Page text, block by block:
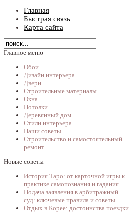
Главная
Быстрая связь
Карта сайта
Главное меню
Обои
Дизайн интерьера
Двери
Строительные материалы
Окна
Потолки
Деревянный дом
Стили интерьера
Наши советы
Строительство и самостоятельный
ремонт
Новые советы
История Таро: от карточной игры к
практике самопознания и гадания
Подача заявления в арбитражный
суд: ключевые правила и советы
Отдых в Корее: достоинства поездки